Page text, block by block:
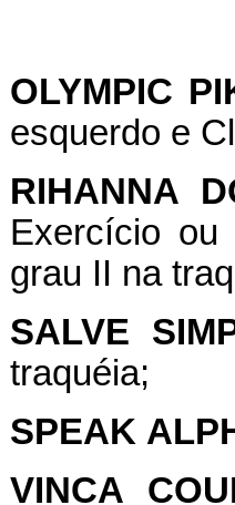
OLYMPIC
esquerdo e
RIHANNA
Exercício
grau II na
SALVE
traquéia;
SPEAK
VINCA